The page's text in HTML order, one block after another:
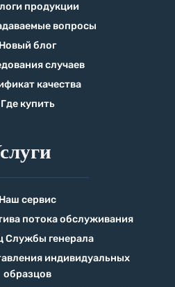
продукции
вопросы
Новый блог
случаев
качества
Где купить
Наш сервис
потока обслуживания
Службы генерала
индивидуальных
образцов